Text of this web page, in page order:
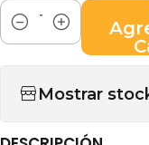
Cantidad
Mostrar